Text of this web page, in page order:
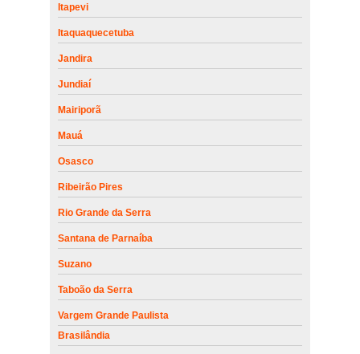
Itapevi
Itaquaquecetuba
Jandira
Jundiaí
Mairiporã
Mauá
Osasco
Ribeirão Pires
Rio Grande da Serra
Santana de Parnaíba
Suzano
Taboão da Serra
Vargem Grande Paulista
Brasilândia